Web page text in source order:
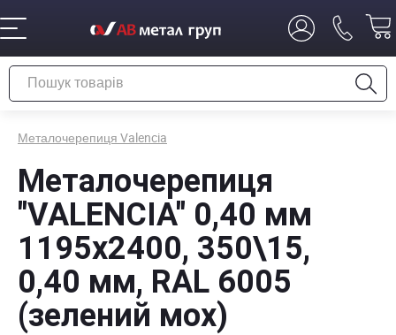
Металочерепиця Valencia
Металочерепиця
"VALENCIA" 0,40 мм
1195х2400, 350\15,
0,40 мм, RAL 6005
(зелений мох)